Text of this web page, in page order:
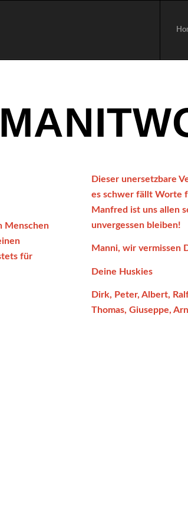
Menschen
für
Dieser unersetzbare
es schwer fällt Worte
Manfred ist uns allen
unvergessen bleiben!
Manni, wir vermissen
Deine Huskies
Dirk, Peter, Albert,
Thomas, Giuseppe,